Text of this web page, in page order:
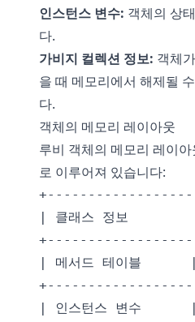
인스턴스 변수: 객체의 상
다.
가비지 컬렉션 정보: 객체
을 때 메모리에서 해제될
다.
객체의 메모리 레이아웃
루비 객체의 메모리 레이
로 이루어져 있습니다:
| 클래스 정보
| 메서드 테이블      |
| 인스턴스 변수      |